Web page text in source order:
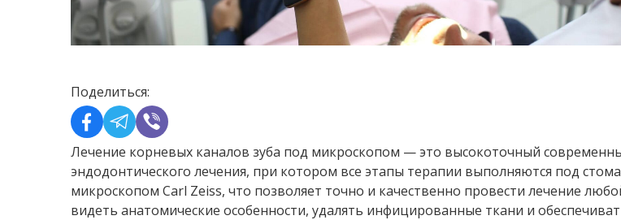
Поделиться:
Лечение корневых каналов зуба под микроскопом — это высокоточный
эндодонтического лечения, при котором все этапы терапии выполняются под
микроскопом Carl Zeiss, что позволяет точно и качественно провести лечение
видеть анатомические особенности, удалять инфицированные ткани и